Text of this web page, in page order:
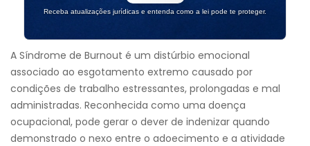
Receba atualizações jurídicas e entenda como a lei pode te proteger.
A Síndrome de Burnout é um distúrbio emocional
associado ao esgotamento extremo causado por
condições de trabalho estressantes, prolongadas e mal
administradas. Reconhecida como uma doença
ocupacional, pode gerar o dever de indenizar quando
demonstrado o nexo entre o adoecimento e a atividade